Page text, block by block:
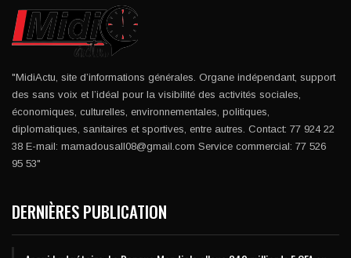
"MidiActu, site d’informations générales. Organe indépendant, support
des sans voix et l’idéal pour la visibilité des activités sociales,
économiques, culturelles, environnementales, politiques,
diplomatiques, sanitaires et sportives, entre autres. Contact: 77 924 22
38 E-mail: mamadousall08@gmail.com Service commercial: 77 526
95 53"
DERNIÈRES PUBLICATION